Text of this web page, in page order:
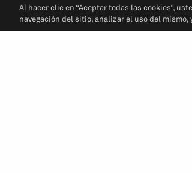
Al hacer clic en “Aceptar todas las cookies”,
navegación del sitio, analizar el uso del